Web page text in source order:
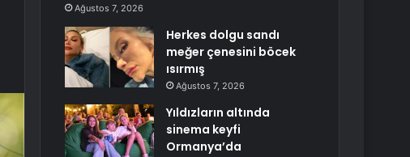
Ağustos 7, 2026
Herkes dolgu sandı
meğer çenesini böcek
ısırmış
Ağustos 7, 2026
Yıldızların altında
sinema keyfi
Ormanya’da